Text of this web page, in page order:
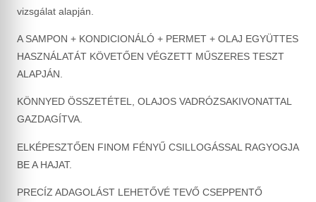
vizsgálat alapján.
A SAMPON + KONDICIONÁLÓ + PERMET + OLAJ EGYÜTTES
HASZNÁLATÁT KÖVETŐEN VÉGZETT MŰSZERES TESZT
ALAPJÁN.
KÖNNYED ÖSSZETÉTEL, OLAJOS VADRÓZSAKIVONATTAL
GAZDAGÍTVA.
ELKÉPESZTŐEN FINOM FÉNYŰ CSILLOGÁSSAL RAGYOGJA
BE A HAJAT.
PRECÍZ ADAGOLÁST LEHETŐVÉ TEVŐ CSEPPENTŐ